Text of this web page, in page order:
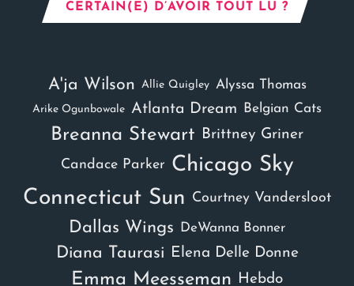
CERTAIN(E) D’AVOIR TOUT LU ?
A'ja Wilson Allie Quigley Alyssa Thomas
Arike Ogunbowale Atlanta Dream Belgian Cats
Breanna Stewart Brittney Griner
Candace Parker Chicago Sky
Connecticut Sun
Courtney Vandersloot
Dallas Wings DeWanna Bonner
Diana Taurasi Elena Delle Donne
Emma Meesseman Hebdo